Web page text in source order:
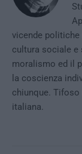
vicende politiche
cultura sociale e
moralismo ed il
la coscienza
chiunque. Tifoso
italiana.